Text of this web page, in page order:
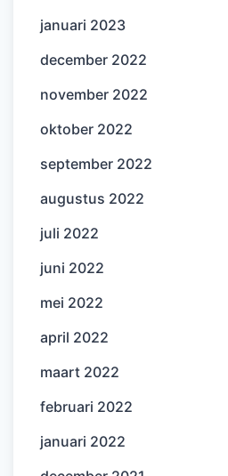
januari 2023
december 2022
november 2022
oktober 2022
september 2022
augustus 2022
juli 2022
juni 2022
mei 2022
april 2022
maart 2022
februari 2022
januari 2022